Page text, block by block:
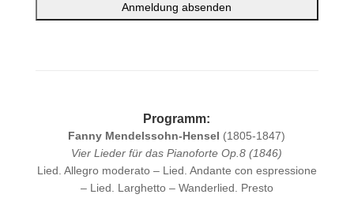
t
Programm:
Fanny Mendelssohn-Hensel (1805-1847)
Vier Lieder für das Pianoforte Op.8 (1846)
Lied. Allegro moderato – Lied. Andante con espressione
– Lied. Larghetto – Wanderlied. Presto